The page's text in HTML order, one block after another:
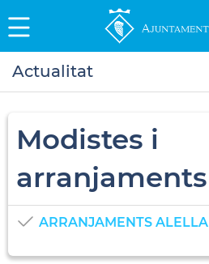
Actualitat
Modistes i
arranjaments
ARRANJAMENTS ALELLA